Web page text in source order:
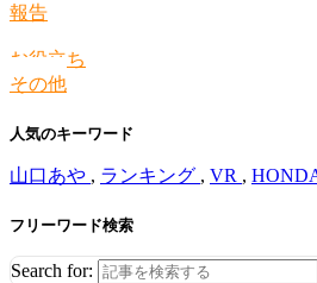
報告
お役立ち
その他
人気のキーワード
山口あや , ランキング , VR ,
フリーワード検索
Search for: